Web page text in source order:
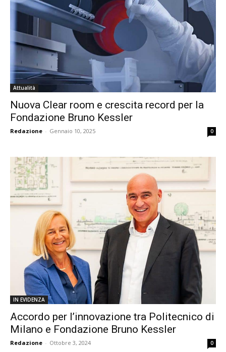
Attualità
Nuova Clear room e crescita record per la
Fondazione Bruno Kessler
Redazione - Gennaio 10, 2025 0
IN EVIDENZA
Accordo per l’innovazione tra Politecnico di
Milano e Fondazione Bruno Kessler
Redazione - Ottobre 3, 2024 0